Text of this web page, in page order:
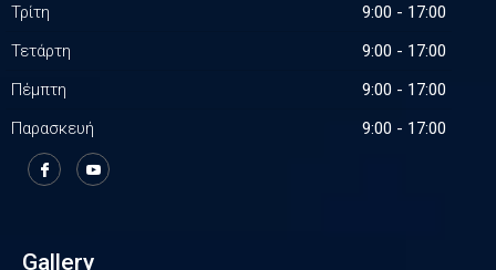
Τρίτη
9:00 - 17:00
Τετάρτη
9:00 - 17:00
Πέμπτη
9:00 - 17:00
Παρασκευή
9:00 - 17:00
Gallery